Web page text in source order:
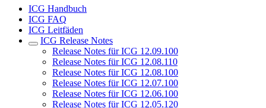
ICG Handbuch
ICG FAQ
ICG Leitfäden
ICG Release Notes
Release Notes für ICG 12.09.100
Release Notes für ICG 12.08.110
Release Notes für ICG 12.08.100
Release Notes für ICG 12.07.100
Release Notes für ICG 12.06.100
Release Notes für ICG 12.05.120